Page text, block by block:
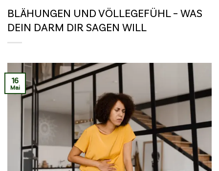
BLÄHUNGEN UND VÖLLEGEFÜHL – WAS
DEIN DARM DIR SAGEN WILL
16
Mai